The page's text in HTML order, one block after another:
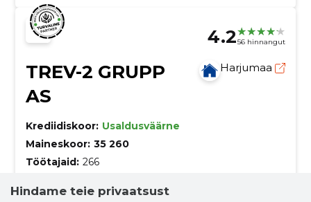
4.256 hinnangut
TREV-2 GRUPP
AS
Harjumaa
Krediidiskoor: Usaldusväärne
Maineskoor: 35 260
Töötajaid: 266
Hindame teie privaatsust